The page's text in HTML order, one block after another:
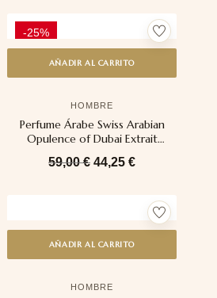
-25%
AÑADIR AL CARRITO
HOMBRE
Perfume Árabe Swiss Arabian
Opulence of Dubai Extrait
59,00€ 44,25 €
AÑADIR AL CARRITO
HOMBRE